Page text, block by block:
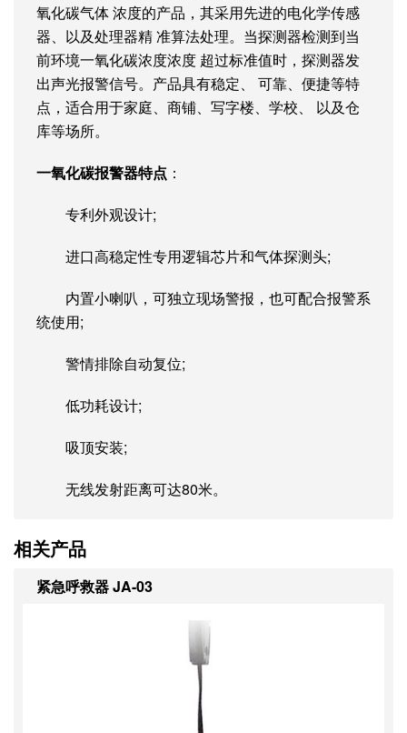
氧化碳气体 浓度的产品，其采用先进的电化学传感
器、以及处理器精 准算法处理。当探测器检测到当
前环境一氧化碳浓度浓度 超过标准值时，探测器发
出声光报警信号。产品具有稳定、 可靠、便捷等特
点，适合用于家庭、商铺、写字楼、学校、 以及仓
库等场所。
一氧化碳报警器特点 ：
专利外观设计;
进口高稳定性专用逻辑芯片和气体探测头;
内置小喇叭，可独立现场警报，也可配合报警系
统使用;
警情排除自动复位;
低功耗设计;
吸顶安装;
无线发射距离可达80米。
相关产品
紧急呼救器 JA-03